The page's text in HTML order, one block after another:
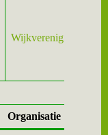
Wijkvereniging
Organisatie